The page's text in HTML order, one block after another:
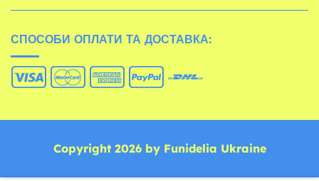
СПОСОБИ ОПЛАТИ ТА ДОСТАВКА:
Copyright 2026 by Funidelia Ukraine